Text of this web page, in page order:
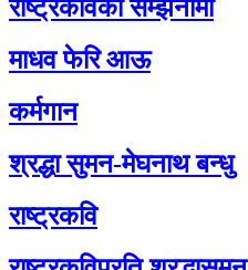
राष्ट्रकविको सम्झनामा
माधव फेरि आऊ
कर्मगान
श्रद्धा सुमन-मेघनाथ बन्धु
राष्ट्रकवि